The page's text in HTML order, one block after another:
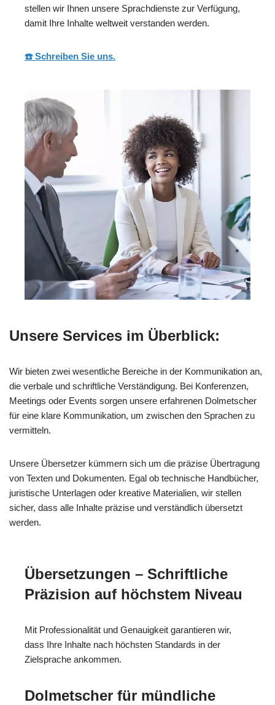
stellen wir Ihnen unsere Sprachdienste zur Verfügung,
damit Ihre Inhalte weltweit verstanden werden.
☎️ Schreiben Sie uns.
Unsere Services im Überblick:
Wir bieten zwei wesentliche Bereiche in der Kommunikation an,
die verbale und schriftliche Verständigung. Bei Konferenzen,
Meetings oder Events sorgen unsere erfahrenen Dolmetscher
für eine klare Kommunikation, um zwischen den Sprachen zu
vermitteln.
Unsere Übersetzer kümmern sich um die präzise Übertragung
von Texten und Dokumenten. Egal ob technische Handbücher,
juristische Unterlagen oder kreative Materialien, wir stellen
sicher, dass alle Inhalte präzise und verständlich übersetzt
werden.
Übersetzungen – Schriftliche
Präzision auf höchstem Niveau
Mit Professionalität und Genauigkeit garantieren wir,
dass Ihre Inhalte nach höchsten Standards in der
Zielsprache ankommen.
Dolmetscher für mündliche